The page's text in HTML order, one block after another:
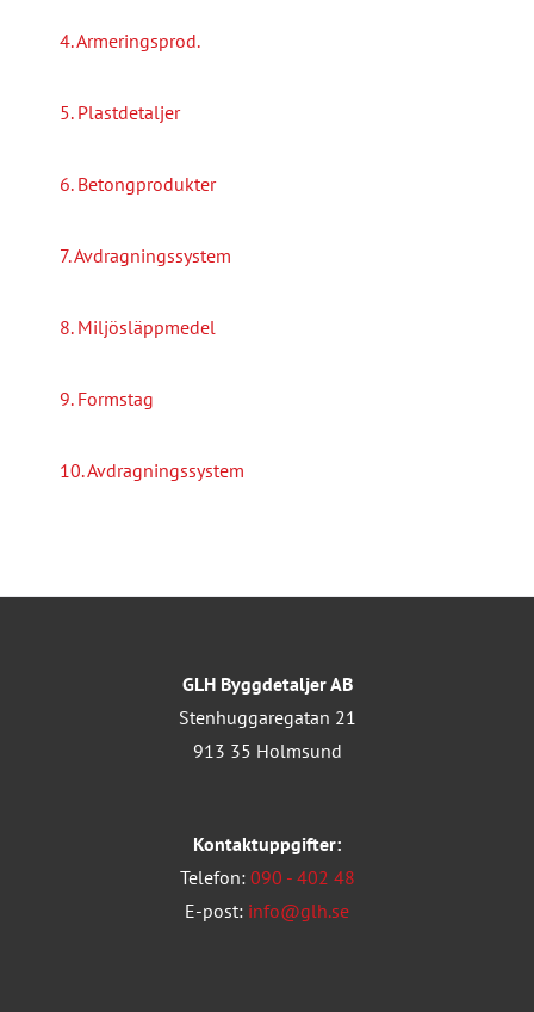
4. Armeringsprod.
5. Plastdetaljer
6. Betongprodukter
7. Avdragningssystem
8. Miljösläppmedel
9. Formstag
10. Avdragningssystem
GLH Byggdetaljer AB
Stenhuggaregatan 21
913 35 Holmsund
Kontaktuppgifter:
Telefon: 090 - 402 48
E-post: info@glh.se